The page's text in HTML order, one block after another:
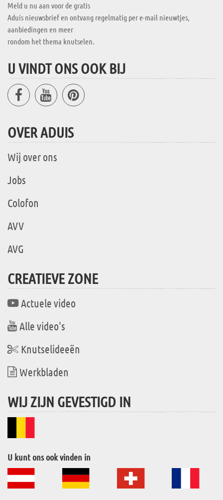
Meld u nu aan voor de gratis
Aduis nieuwsbrief en ontvang regelmatig per e-mail nieuwtjes,
aanbiedingen en meer
rondom het thema knutselen.
U VINDT ONS OOK BIJ
OVER ADUIS
Wij over ons
Jobs
Colofon
AVV
AVG
CREATIEVE ZONE
Actuele video
Alle video's
Knutselideeën
Werkbladen
WIJ ZIJN GEVESTIGD IN
U kunt ons ook vinden in